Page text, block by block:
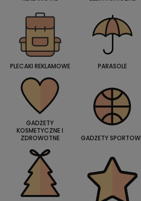
PLECAKI REKLAMOWE PARASOLE
GADŻETY
KOSMETYCZNE I
ZDROWOTNE
GADŻETY